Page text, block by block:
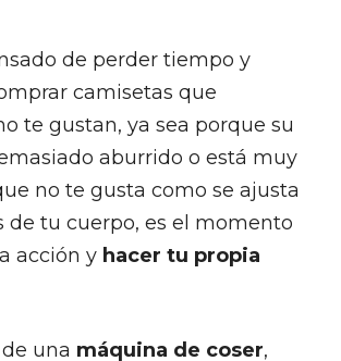
de perder tiempo y
camisetas que
te gustan, ya sea porque su
aburrido o está muy
no te gusta como se ajusta
de tu cuerpo, es el momento
acción y hacer tu propia
una máquina de coser,